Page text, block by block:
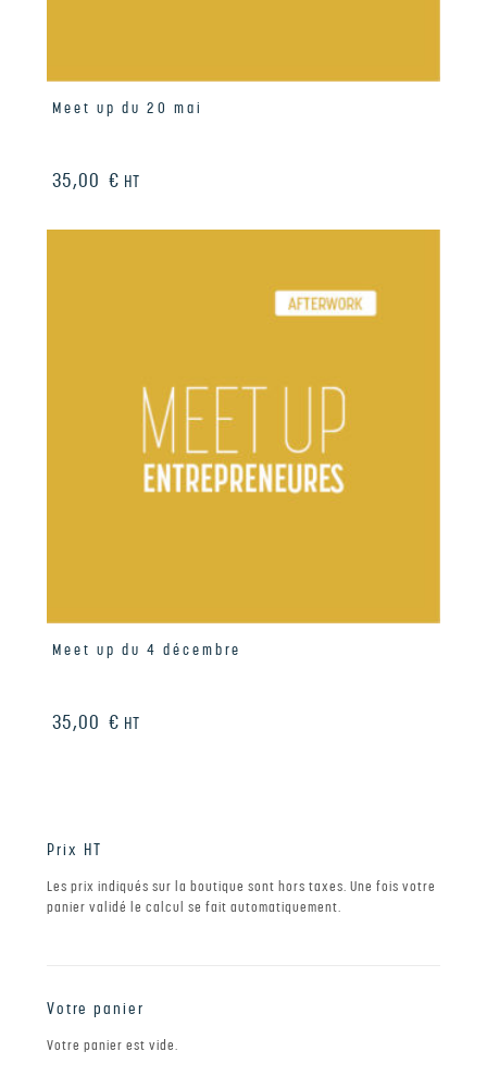
Meet up du 20 mai
35,00 € HT
Meet up du 4 décembre
35,00 € HT
Prix HT
Les prix indiqués sur la boutique sont hors taxes. Une fois votre
panier validé le calcul se fait automatiquement.
Votre panier
Votre panier est vide.